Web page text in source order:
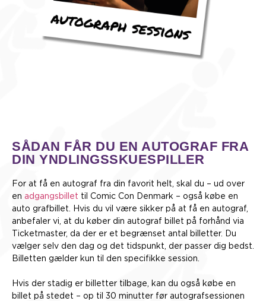
SÅDAN FÅR DU EN AUTOGRAF FRA
DIN YNDLINGSSKUESPILLER
For at få en autograf fra din favorit helt, skal du – ud over
en adgangsbillet til Comic Con Denmark – også købe en
auto grafbillet. Hvis du vil være sikker på at få en autograf,
anbefaler vi, at du køber din autograf billet på forhånd via
Ticketmaster, da der er et begrænset antal billetter. Du
vælger selv den dag og det tidspunkt, der passer dig bedst.
Billetten gælder kun til den specifikke session.
Hvis der stadig er billetter tilbage, kan du også købe en
billet på stedet – op til 30 minutter før autografsessionen